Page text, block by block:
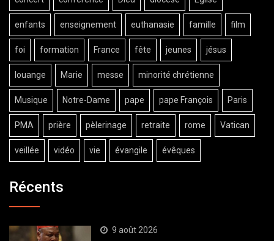
enfants enseignement euthanasie famille film
foi formation France fête jeunes jésus
louange Marie messe minorité chrétienne
Musique Notre-Dame pape pape François Paris
PMA prière pèlerinage retraite rome Vatican
veillée vidéo vie évangile évêques
Récents
9 août 2026